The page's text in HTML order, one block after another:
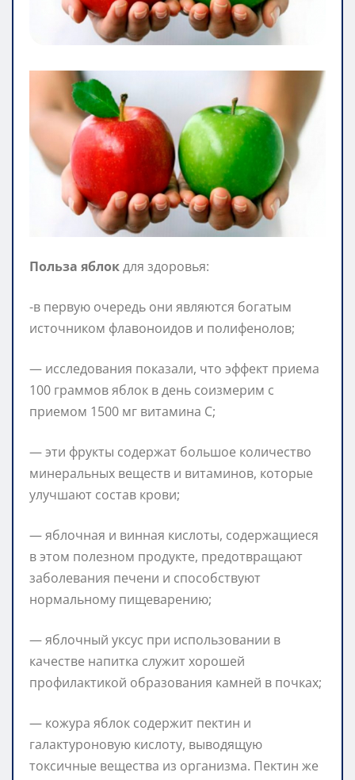
Польза яблокдля здоровья:
-в первую очередь они являются богатым
источником флавоноидов и полифенолов;
— исследования показали, что эффект приема
100 граммов яблок в день соизмерим с
приемом 1500 мг витамина С;
— эти фрукты содержат большое количество
минеральных веществ и витаминов, которые
улучшают состав крови;
— яблочная и винная кислоты, содержащиеся
в этом полезном продукте, предотвращают
заболевания печени и способствуют
нормальному пищеварению;
— яблочный уксус при использовании в
качестве напитка служит хорошей
профилактикой образования камней в почках;
— кожура яблок содержит пектин и
галактуроновую кислоту, выводящую
токсичные вещества из организма. Пектин же